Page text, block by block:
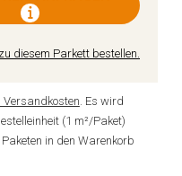
diesem Parkett bestellen.
Versandkosten . Es wird
(1 m²/Paket)
in den Warenkorb